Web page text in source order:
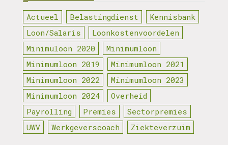
Actueel Belastingdienst
Kennisbank
Loon/Salaris
Loonkostenvoordelen
Minimuloon 2020
Minimumloon
Minimumloon 2019
Minimumloon 2021
Minimumloon 2022
Minimumloon 2023
Minimumloon 2024
Overheid
Payrolling
Premies
Sectorpremies
UWV
Werkgeverscoach Ziekteverzuim